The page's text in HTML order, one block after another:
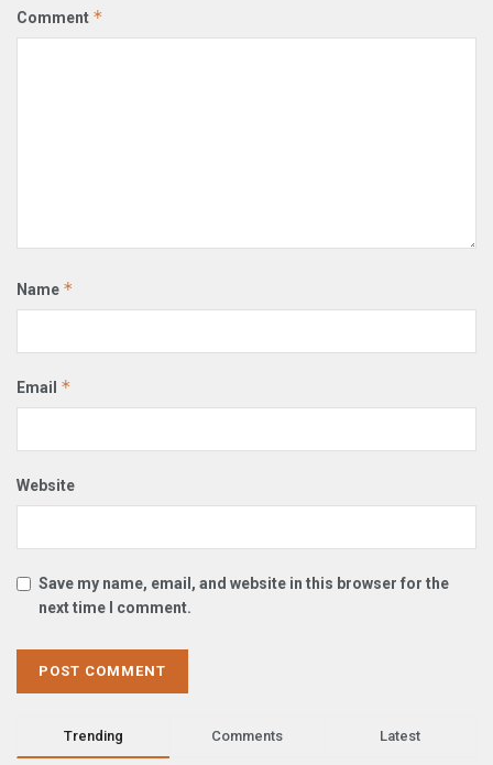
Comment *
Name *
Email *
Website
Save my name, email, and website in this browser for the
next time I comment.
Trending Comments Latest